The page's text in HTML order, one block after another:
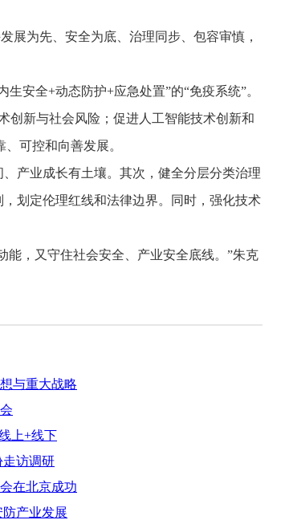
为先、安全为底、治理同步、包容审慎，
安全+动态防护+应急处置”的“免疫系统”。
新与社会风险；促进人工智能技术创新和
可控和向善发展。
产业成长有土壤。其次，健全分层分类治理
划定伦理红线和法律边界。同时，强化技术
，又守住社会安全、产业安全底线。”朱克
与重大战略
上+线下
走访调研
在北京成功
产业发展